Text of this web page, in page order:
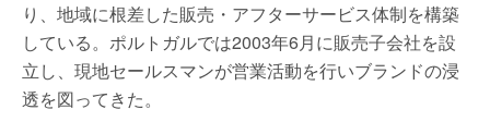
り、地域に根差した販売・アフターサービス体制を構築
している。ポルトガルでは2003年6月に販売子会社を設
立し、現地セールスマンが営業活動を行いブランドの浸
透を図ってきた。